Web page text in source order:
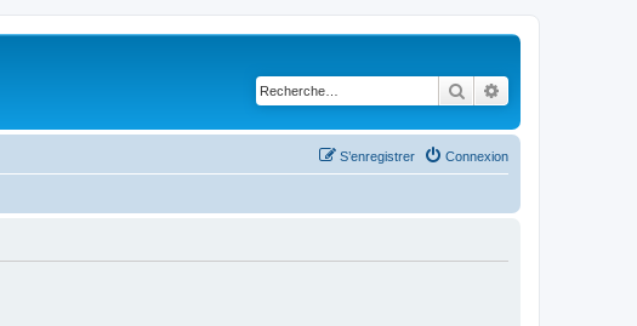
Rechercher
Connexion
S’enregistrer